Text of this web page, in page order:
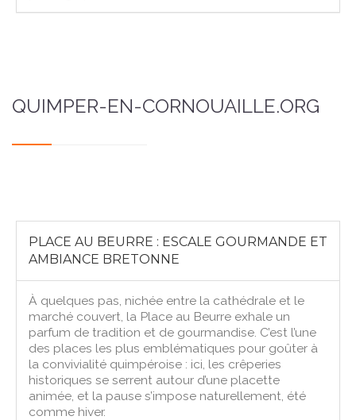
QUIMPER-EN-CORNOUAILLE.ORG
PLACE AU BEURRE : ESCALE GOURMANDE ET
AMBIANCE BRETONNE
À quelques pas, nichée entre la cathédrale et le
marché couvert, la Place au Beurre exhale un
parfum de tradition et de gourmandise. C’est l’une
des places les plus emblématiques pour goûter à
la convivialité quimpéroise : ici, les crêperies
historiques se serrent autour d’une placette
animée, et la pause s’impose naturellement, été
comme hiver.